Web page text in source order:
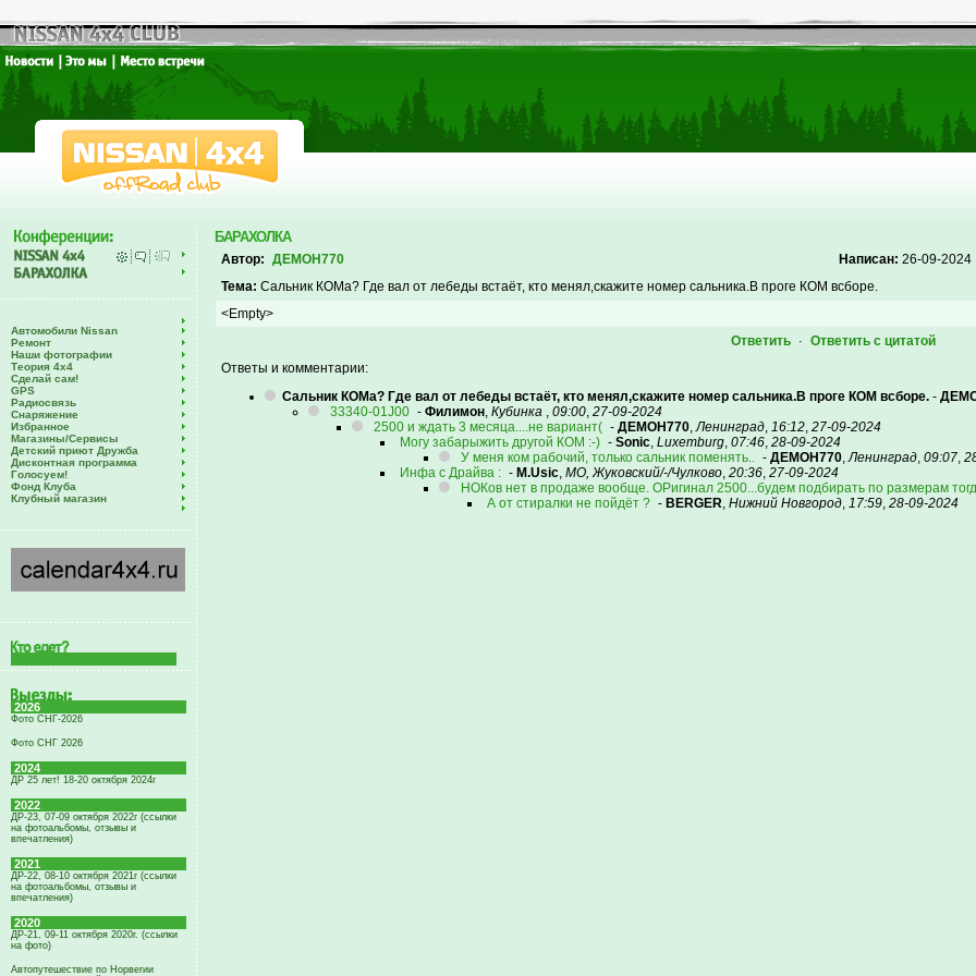
Автомобили Nissan
Ремонт
Наши фотографии
Теория 4х4
Сделай сам!
GPS
Радиосвязь
Снаряжение
Избранное
Магазины/Сервисы
Детский приют Дружба
Дисконтная программа
Голосуем!
Фонд Клуба
Клубный магазин
2026
Фото СНГ-2026
Фото СНГ 2026
2024
ДР 25 лет! 18-20 октября 2024г
2022
ДР-23, 07-09 октября 2022г (ссылки
на фотоальбомы, отзывы и
впечатления)
2021
ДР-22, 08-10 октября 2021г (ссылки
на фотоальбомы, отзывы и
впечатления)
2020
ДР-21, 09-11 октября 2020г. (ссылки
на фото)
Автопутешествие по Норвегии
БАРАХОЛКА
Автор: ДЕМОН770 Написан: 26-09-2024
Тема: Сальник КОМа? Где вал от лебеды встаёт, кто менял,скажите номер сальника.В проге КОМ всборе.
<Empty>
Ответить
·
Ответить с цитатой
Ответы и комментарии:
Сальник КОМа? Где вал от лебеды встаёт, кто менял,скажите номер сальника.В проге КОМ всборе. -
33340-01J00 - Филимон, Кубинка , 09:00, 27-09-2024
2500 и ждать 3 месяца....не вариант( - ДЕМОН770,Ленинград, 16:12, 27-09-2024
Могу забарыжить другой КОМ :-) - Sonic, Luxemburg, 07:46, 28-09-2024
У меня ком рабочий, только сальник поменять.. - ДЕМОН770,Ленинград, 09:07,
Инфа с Драйва : - M.Usic, МО, Жуковский/-/Чулково, 20:36, 27-09-2024
НОКов нет в продаже вообще. ОРигинал 2500...будем подбирать по размерам
А от стиралки не пойдёт ? - BERGER, Нижний Новгород, 17:59, 28-09-2024